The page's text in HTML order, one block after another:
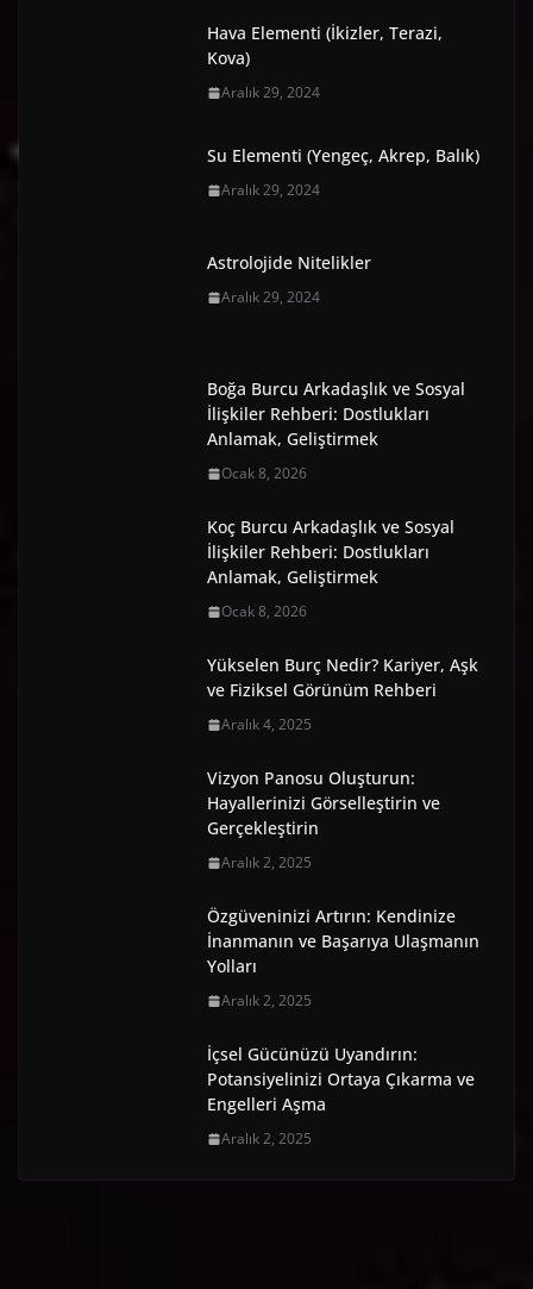
Hava Elementi (İkizler, Terazi,
Kova)
Aralık 29, 2024
Su Elementi (Yengeç, Akrep, Balık)
Aralık 29, 2024
Astrolojide Nitelikler
Aralık 29, 2024
Boğa Burcu Arkadaşlık ve Sosyal
İlişkiler Rehberi: Dostlukları
Anlamak, Geliştirmek
Ocak 8, 2026
Koç Burcu Arkadaşlık ve Sosyal
İlişkiler Rehberi: Dostlukları
Anlamak, Geliştirmek
Ocak 8, 2026
Yükselen Burç Nedir? Kariyer, Aşk
ve Fiziksel Görünüm Rehberi
Aralık 4, 2025
Vizyon Panosu Oluşturun:
Hayallerinizi Görselleştirin ve
Gerçekleştirin
Aralık 2, 2025
Özgüveninizi Artırın: Kendinize
İnanmanın ve Başarıya Ulaşmanın
Yolları
Aralık 2, 2025
İçsel Gücünüzü Uyandırın:
Potansiyelinizi Ortaya Çıkarma ve
Engelleri Aşma
Aralık 2, 2025